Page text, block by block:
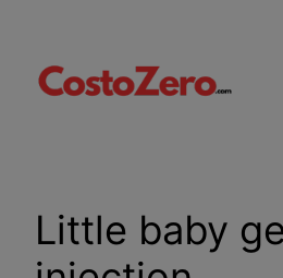
contenuto
Little baby